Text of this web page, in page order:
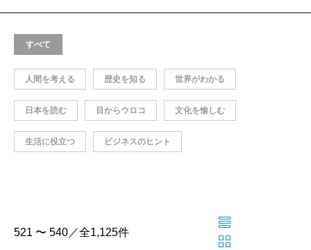
すべて
人間を考える 歴史を知る 世界がわかる
日本を読む 目からウロコ 文化を愉しむ
生活に役立つ ビジネスのヒント
521 〜 540／全1,125件